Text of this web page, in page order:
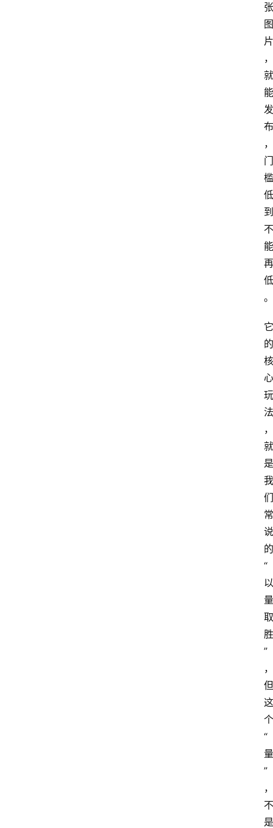
张
图
片
，
就
能
发
布
，
门
槛
低
到
不
能
再
低
。
它
的
核
心
玩
法
，
就
是
我
们
常
说
的
“
以
量
取
胜
”
，
但
这
个
“
量
”
，
不
是